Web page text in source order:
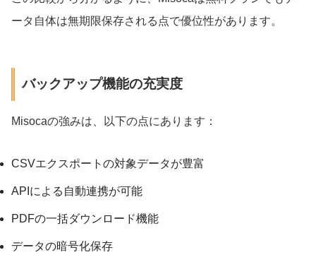
ータ自体は無期限保存される点で優位性があります。
バックアップ機能の充実度
Misocaの強みは、以下の点にあります：
CSVエクスポートの対象データが豊富
APIによる自動連携が可能
PDFの一括ダウンロード機能
データの暗号化保存